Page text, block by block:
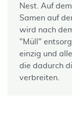
Nest. Auf
Samen auf
wird nach
"Müll"
einzig und
die dadurch
verbreiten.